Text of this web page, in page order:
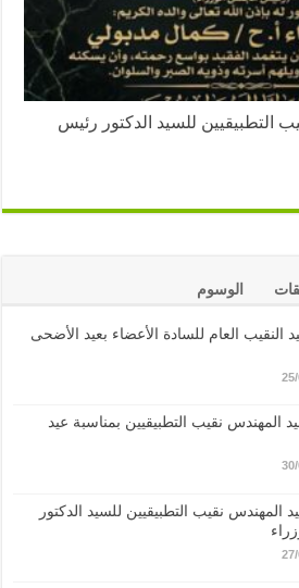
التطبيقيين للسيد الدكتور رئيس
الوسوم
النقيب العام للسادة الأعضاء بعيد الأضحى
المهندس نقيب التطبيقيين بمناسبة عيد
المهندس نقيب التطبيقيين للسيد الدكتور